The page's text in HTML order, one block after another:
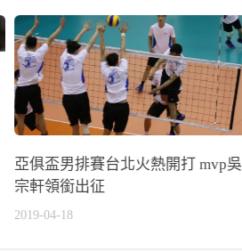
亞俱盃男排賽台北火熱開打 mvp吳
宗軒領銜出征
2019-04-18